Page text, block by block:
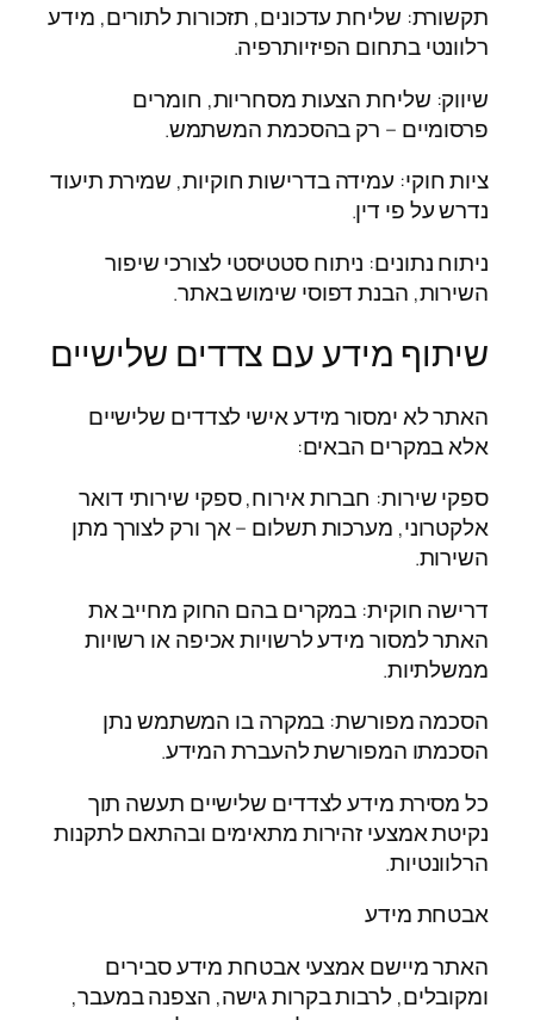
תקשורת: שליחת עדכונים, תזכורות לתורים, מידע
רלוונטי בתחום הפיזיותרפיה.
שיווק: שליחת הצעות מסחריות, חומרים
פרסומיים – רק בהסכמת המשתמש.
ציות חוקי: עמידה בדרישות חוקיות, שמירת תיעוד
נדרש על פי דין.
ניתוח נתונים: ניתוח סטטיסטי לצורכי שיפור
השירות, הבנת דפוסי שימוש באתר.
שיתוף מידע עם צדדים שלישיים
האתר לא ימסור מידע אישי לצדדים שלישיים
אלא במקרים הבאים:
ספקי שירות: חברות אירוח, ספקי שירותי דואר
אלקטרוני, מערכות תשלום – אך ורק לצורך מתן
השירות.
דרישה חוקית: במקרים בהם החוק מחייב את
האתר למסור מידע לרשויות אכיפה או רשויות
ממשלתיות.
הסכמה מפורשת: במקרה בו המשתמש נתן
הסכמתו המפורשת להעברת המידע.
כל מסירת מידע לצדדים שלישיים תעשה תוך
נקיטת אמצעי זהירות מתאימים ובהתאם לתקנות
הרלוונטיות.
אבטחת מידע
האתר מיישם אמצעי אבטחת מידע סבירים
ומקובלים, לרבות בקרות גישה, הצפנה במעבר,